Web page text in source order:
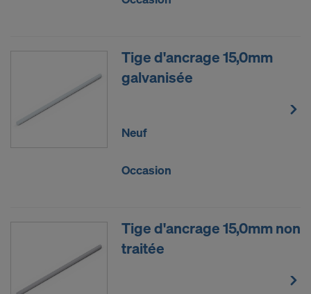
Tige d'ancrage 15,0mm
galvanisée
Neuf
Occasion
Tige d'ancrage 15,0mm non
traitée